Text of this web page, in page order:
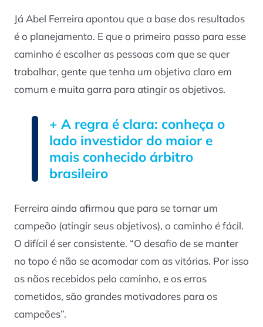
Já Abel Ferreira apontou que a base dos resultados
é o planejamento. E que o primeiro passo para esse
caminho é escolher as pessoas com que se quer
trabalhar, gente que tenha um objetivo claro em
comum e muita garra para atingir os objetivos.
+ A regra é clara: conheça o
lado investidor do maior e
mais conhecido árbitro
brasileiro
Ferreira ainda afirmou que para se tornar um
campeão (atingir seus objetivos), o caminho é fácil.
O difícil é ser consistente. “O desafio de se manter
no topo é não se acomodar com as vitórias. Por isso
os nãos recebidos pelo caminho, e os erros
cometidos, são grandes motivadores para os
campeões”.